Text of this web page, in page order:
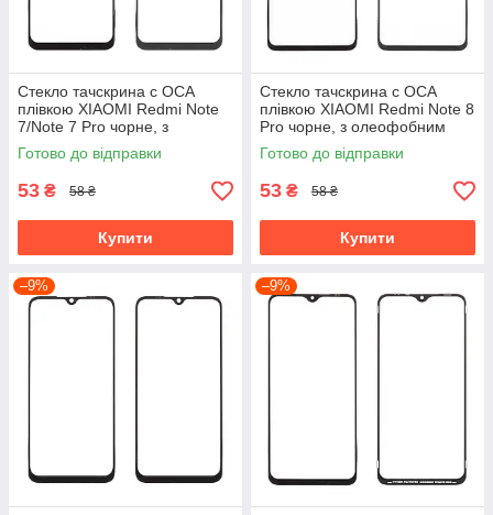
Стекло тачскрина c OCA
плівкою XIAOMI Redmi Note
7/Note 7 Pro чорне, з
олеофобним покриттям,
загартоване
Готово до відправки
53 ₴ 58 ₴
Купити
Стекло тачскрина c OCA
плівкою XIAOMI Redmi Note 8
Pro чорне, з олеофобним
покриттям, загартоване
Готово до відправки
53 ₴ 58 ₴
Купити
–9% –9%